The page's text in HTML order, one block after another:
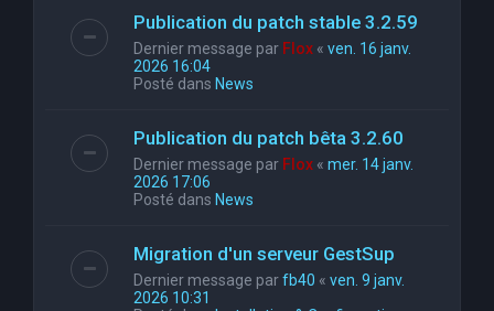
Publication du patch stable 3.2.59
Dernier message par Flox « ven. 16 janv.
2026 16:04
Posté dans News
Publication du patch bêta 3.2.60
Dernier message par Flox « mer. 14 janv.
2026 17:06
Posté dans News
Migration d'un serveur GestSup
Dernier message parfb40 « ven. 9 janv.
2026 10:31